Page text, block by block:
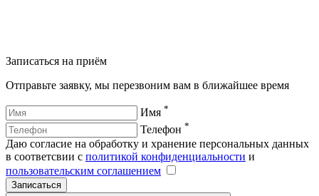
Записаться на приём
Отправьте заявку, мы перезвоним вам в ближайшее время
Имя *
Телефон *
Даю согласие на обработку и хранение персональных данных
в соответсвии с политикой конфиденциальности и
пользовательским соглашением
Записаться